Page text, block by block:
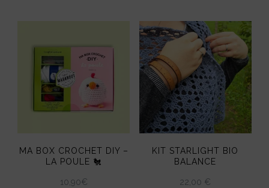
MA BOX CROCHET DIY –
LA POULE 🐔
10,90€
KIT STARLIGHT BIO
BALANCE
22,00 €